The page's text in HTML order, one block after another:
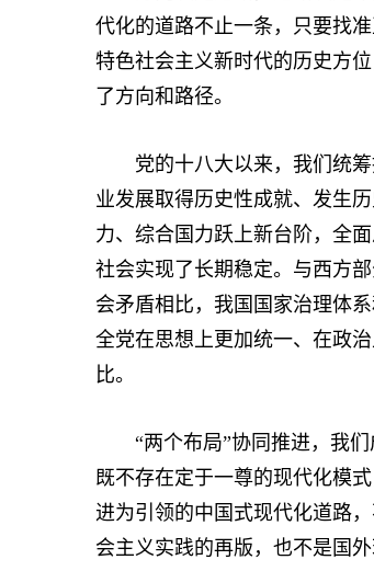
代化的道路不止一条，只要找
特色社会主义新时代的历史方
了方向和路径。
党的十八大以来，我们统筹
业发展取得历史性成就、发生
力、综合国力跃上新台阶，全
社会实现了长期稳定。与西方
会矛盾相比，我国国家治理体
全党在思想上更加统一、在政
比。
“两个布局”协同推进，我们
既不存在定于一尊的现代化模
进为引领的中国式现代化道路
会主义实践的再版，也不是国